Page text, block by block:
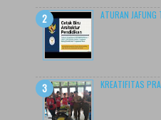
ATURAN JAFUNG
KREATIFITAS